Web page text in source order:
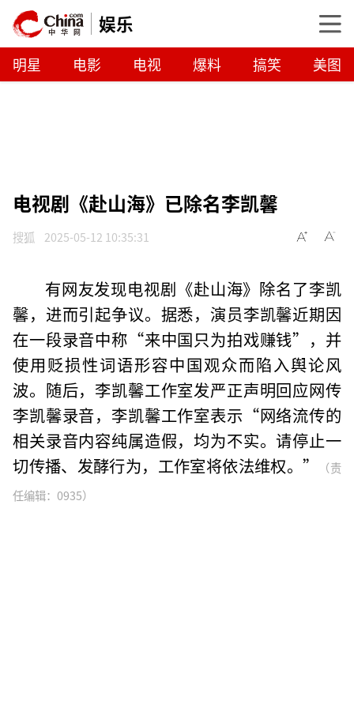
娱乐
明星 电影 电视 爆料 搞笑 美图
电视剧《赴山海》已除名李凯馨
搜狐 2025-05-12 10:35:31
有网友发现电视剧《赴山海》除名了李凯
馨，进而引起争议。据悉，演员李凯馨近期因
在一段录音中称“来中国只为拍戏赚钱”，并
使用贬损性词语形容中国观众而陷入舆论风
波。随后，李凯馨工作室发严正声明回应网传
李凯馨录音，李凯馨工作室表示“网络流传的
相关录音内容纯属造假，均为不实。请停止一
切传播、发酵行为，工作室将依法维权。”
（责
任编辑：0935）